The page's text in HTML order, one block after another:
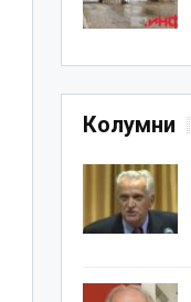
Колумни